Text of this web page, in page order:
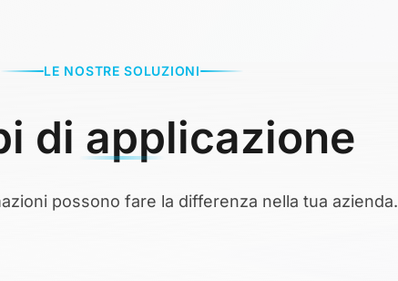
LE NOSTRE SOLUZIONI
di applicazione
possono fare la differenza nella tua azienda.